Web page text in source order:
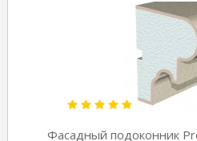
Фасадный подоконник